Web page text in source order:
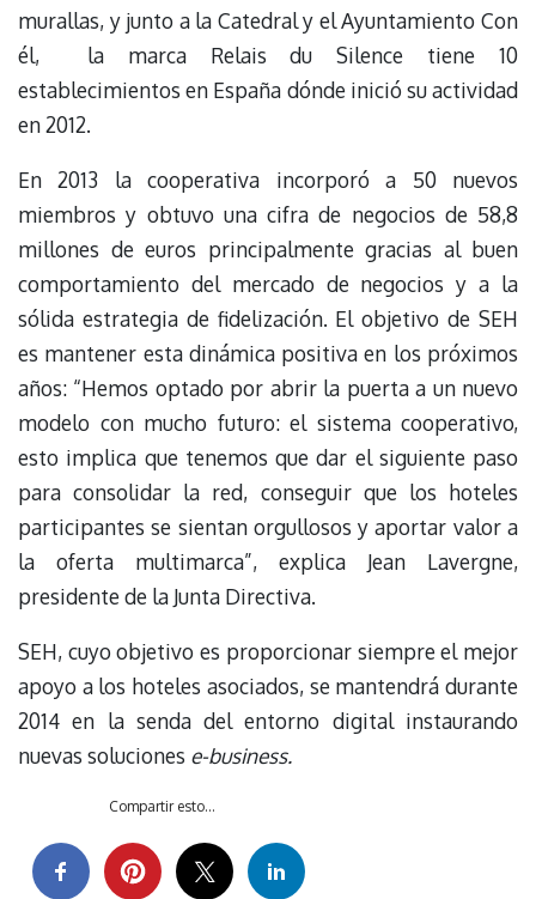
murallas, y junto a la Catedral y el Ayuntamiento Con
él, la marca Relais du Silence tiene 10
establecimientos en España dónde inició su actividad
en 2012.
En 2013 la cooperativa incorporó a 50 nuevos
miembros y obtuvo una cifra de negocios de 58,8
millones de euros principalmente gracias al buen
comportamiento del mercado de negocios y a la
sólida estrategia de fidelización. El objetivo de SEH
es mantener esta dinámica positiva en los próximos
años: “Hemos optado por abrir la puerta a un nuevo
modelo con mucho futuro: el sistema cooperativo,
esto implica que tenemos que dar el siguiente paso
para consolidar la red, conseguir que los hoteles
participantes se sientan orgullosos y aportar valor a
la oferta multimarca”, explica Jean Lavergne,
presidente de la Junta Directiva.
SEH, cuyo objetivo es proporcionar siempre el mejor
apoyo a los hoteles asociados, se mantendrá durante
2014 en la senda del entorno digital instaurando
nuevas soluciones e-business.
Compartir esto...